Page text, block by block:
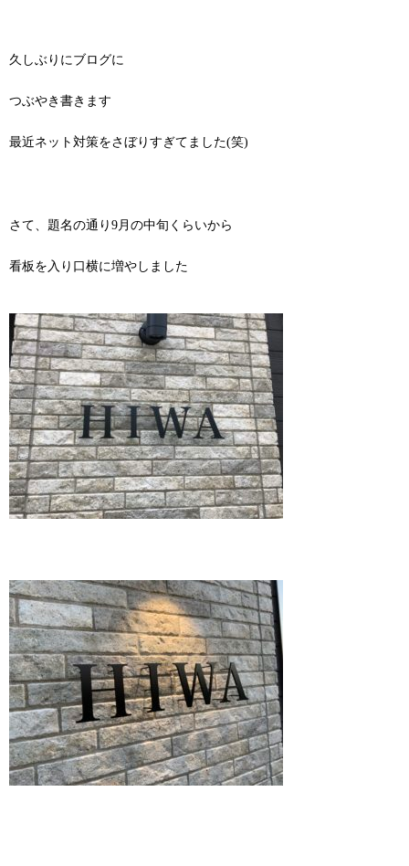
久しぶりにブログに
つぶやき書きます
最近ネット対策をさぼりすぎてました(笑)
さて、題名の通り9月の中旬くらいから
看板を入り口横に増やしました